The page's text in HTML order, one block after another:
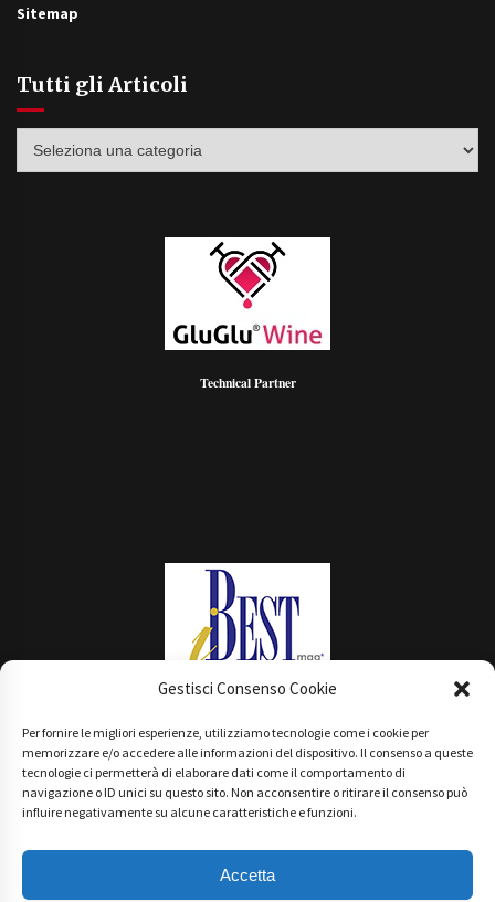
Gestisci Consenso Cookie
Per fornire le migliori esperienze, utilizziamo tecnologie come i cookie per
memorizzare e/o accedere alle informazioni del dispositivo. Il consenso a queste
tecnologie ci permetterà di elaborare dati come il comportamento di
navigazione o ID unici su questo sito. Non acconsentire o ritirare il consenso può
influire negativamente su alcune caratteristiche e funzioni.
Accetta
Sitemap
Tutti gli Articoli
Technical Partner
Main Partner